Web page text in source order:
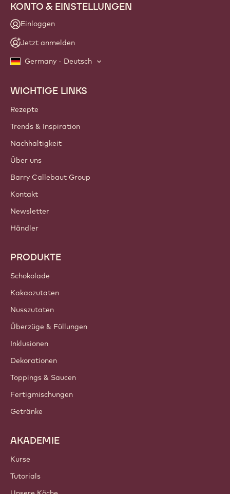
KONTO & EINSTELLUNGEN
Einloggen
Jetzt anmelden
Germany - Deutsch
Footer
Callebaut
WICHTIGE LINKS
Rezepte
Trends & Inspiration
Nachhaltigkeit
Über uns
Barry Callebaut Group
Kontakt
Newsletter
Händler
PRODUKTE
Schokolade
Kakaozutaten
Nusszutaten
Überzüge & Füllungen
Inklusionen
Dekorationen
Toppings & Saucen
Fertigmischungen
Getränke
AKADEMIE
Kurse
Tutorials